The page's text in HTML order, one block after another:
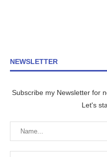
NEWSLETTER
Subscribe my Newsletter for
Let's